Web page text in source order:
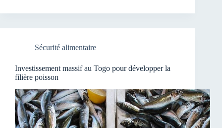
Sécurité alimentaire
Investissement massif au Togo pour développer la
filière poisson